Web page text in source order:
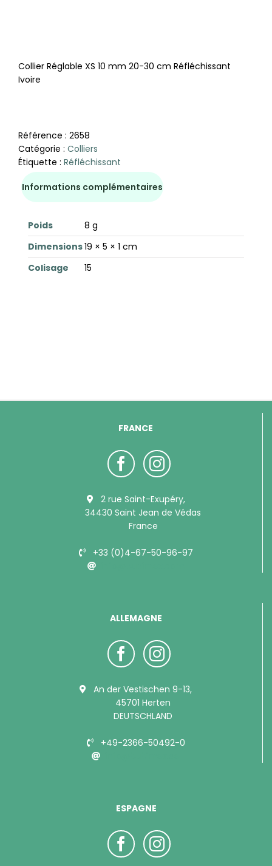
Collier Réglable XS 10 mm 20-30 cm Réfléchissant
Ivoire
Référence : 2658
Catégorie : Colliers
Étiquette : Réfléchissant
Informations complémentaires
Poids
8 g
Dimensions19 × 5 × 1 cm
Colisage
15
FRANCE
2 rue Saint-Exupéry,
34430 Saint Jean de Védas
France
+33 (0)4-67-50-96-97
ALLEMAGNE
An der Vestischen 9-13,
45701 Herten
DEUTSCHLAND
+49-2366-50492-0
ESPAGNE